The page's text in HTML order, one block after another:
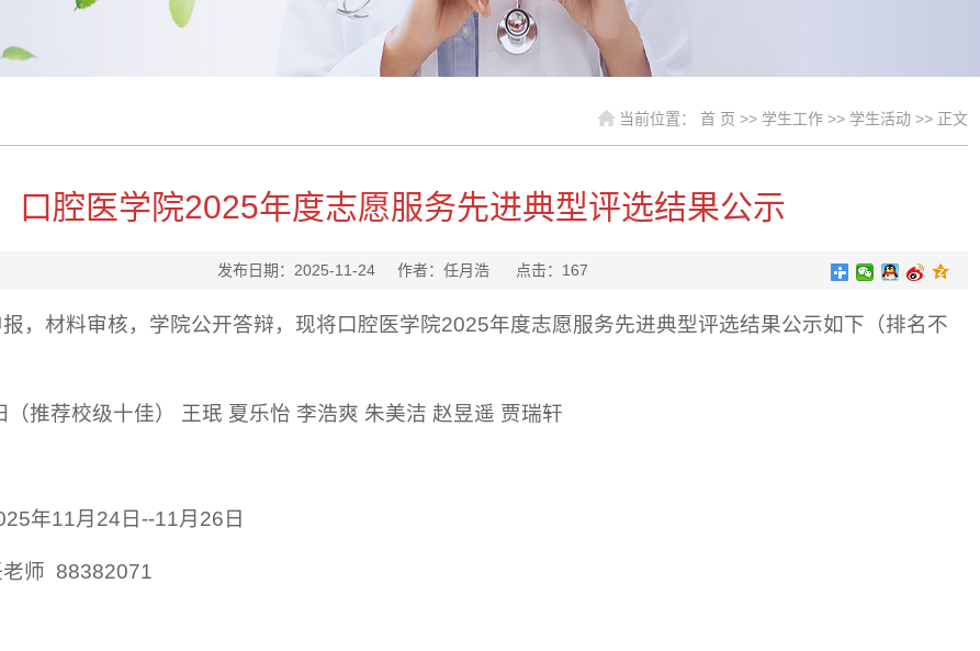
当前位置： 首 页 >> 学生工作 >> 学生活动 >> 正文
口腔医学院2025年度志愿服务先进典型评选结果公示
发布日期：2025-11-24 作者：任月浩 点击： 167
，材料审核，学院公开答辩，现将口腔医学院2025年度志愿服务先进典型评选结果公示如下（排名不
（推荐校级十佳） 王珉 夏乐怡 李浩爽 朱美洁 赵昱遥 贾瑞轩
年11月24日--11月26日
老师 88382071